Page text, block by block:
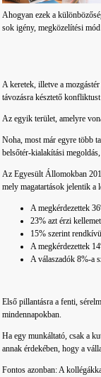
Ahogyan ezek a
sok igény, megközelítési
A keretek, illetve a
távozásra késztető
Az egyik terület, amelyre
Noha, most már egyre több
belsőtér-kialakítási
Az Egyesült Állomokban
mely magatartások jelentik a
A megkérdezettek
23% azt érzi
15% szerint
A megkérdezettek
A válaszadók 8%-a
Első pillantásra a fenti,
mindennapokban.
Ha egy munkáltató, csak a
annak érdekében, hogy a
Fontos azonban: A